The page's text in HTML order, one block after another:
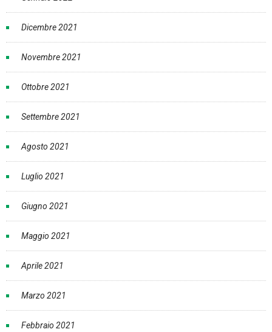
Dicembre 2021
Novembre 2021
Ottobre 2021
Settembre 2021
Agosto 2021
Luglio 2021
Giugno 2021
Maggio 2021
Aprile 2021
Marzo 2021
Febbraio 2021